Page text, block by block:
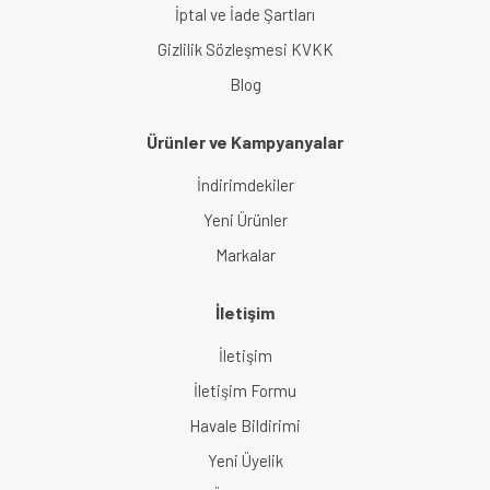
İptal ve İade Şartları
Gizlilik Sözleşmesi KVKK
Blog
Ürünler ve Kampyanyalar
İndirimdekiler
Yeni Ürünler
Markalar
İletişim
İletişim
İletişim Formu
Havale Bildirimi
Yeni Üyelik